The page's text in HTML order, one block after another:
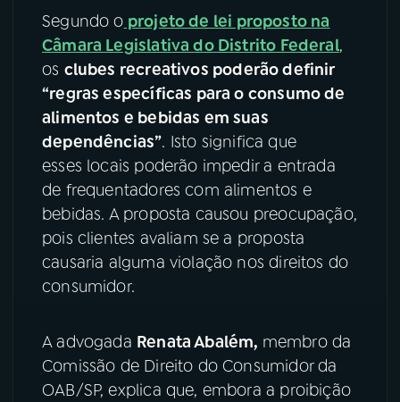
07 ÚLTIMAS
FESTIVAL DE MÚSICA
ACOMPANHE A RÁDIO NACIONAL
Facebook
Instagram X
TikTok
Segundo o projeto de lei proposto na
Câmara Legislativa do Distrito Federal,
os clubes recreativos poderão definir
“regras específicas para o consumo de
alimentos e bebidas em suas
dependências”. Isto significa que
esses locais poderão impedir a entrada
de frequentadores com alimentos e
bebidas. A proposta causou preocupação,
pois clientes avaliam se a proposta
causaria alguma violação nos direitos do
consumidor.
A advogada Renata Abalém, membro da
Comissão de Direito do Consumidor da
OAB/SP, explica que, embora a proibição